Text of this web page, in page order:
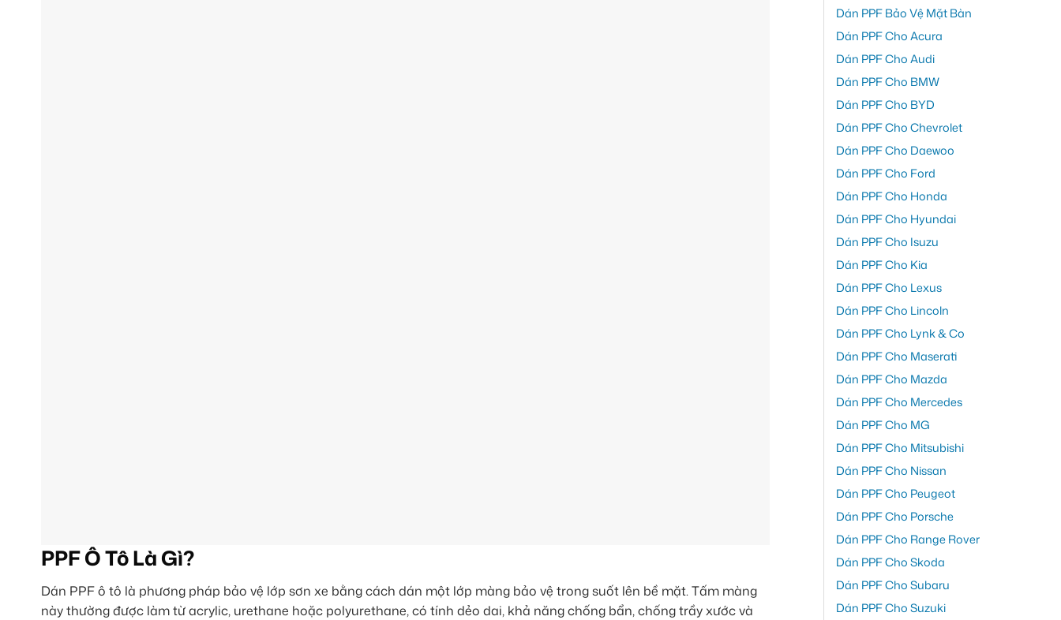
PPF Ô Tô Là Gì?
Dán PPF ô tô là phương pháp bảo vệ lớp sơn xe bằng cách dán một lớp màng bảo vệ trong suốt lên bề mặt. Tấm màng
này thường được làm từ acrylic, urethane hoặc polyurethane, có tính dẻo dai, khả năng chống bẩn, chống trầy xước và
Dán PPF Bảo Vệ Mặt Bàn
Dán PPF Cho Acura
Dán PPF Cho Audi
Dán PPF Cho BMW
Dán PPF Cho BYD
Dán PPF Cho Chevrolet
Dán PPF Cho Daewoo
Dán PPF Cho Ford
Dán PPF Cho Honda
Dán PPF Cho Hyundai
Dán PPF Cho Isuzu
Dán PPF Cho Kia
Dán PPF Cho Lexus
Dán PPF Cho Lincoln
Dán PPF Cho Lynk & Co
Dán PPF Cho Maserati
Dán PPF Cho Mazda
Dán PPF Cho Mercedes
Dán PPF Cho MG
Dán PPF Cho Mitsubishi
Dán PPF Cho Nissan
Dán PPF Cho Peugeot
Dán PPF Cho Porsche
Dán PPF Cho Range Rover
Dán PPF Cho Skoda
Dán PPF Cho Subaru
Dán PPF Cho Suzuki